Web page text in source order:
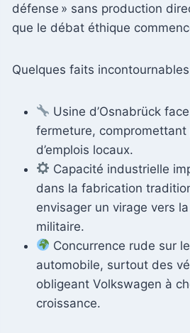
défense » sans production
que le débat éthique
Quelques faits
Usine d’Osnabrück
fermeture, compromettant
d’emplois locaux.
Capacité industrielle
dans la fabrication
envisager un virage vers
militaire.
Concurrence rude sur
automobile, surtout des
obligeant Volkswagen à
croissance.